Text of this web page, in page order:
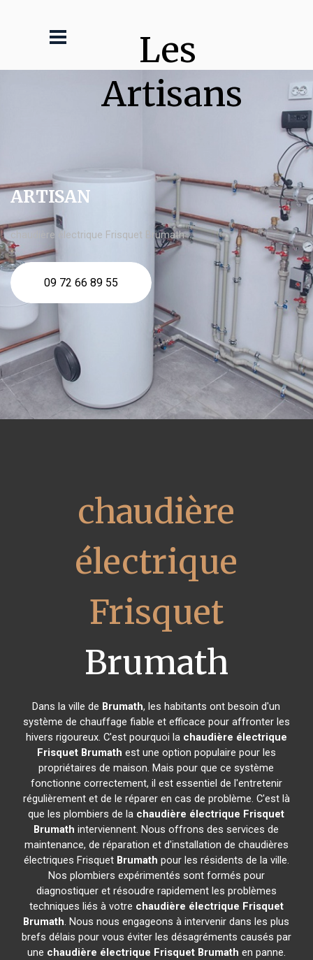
Les
Artisans
ARTISAN
chaudière électrique Frisquet Brumath
09 72 66 89 55
chaudière
électrique
Frisquet
Brumath
Dans la ville de Brumath, les habitants ont besoin d'un
système de chauffage fiable et efficace pour affronter les
hivers rigoureux. C'est pourquoi la chaudière électrique
Frisquet Brumath est une option populaire pour les
propriétaires de maison. Mais pour que ce système
fonctionne correctement, il est essentiel de l'entretenir
régulièrement et de le réparer en cas de problème. C'est là
que les plombiers de la chaudière électrique Frisquet
Brumath interviennent. Nous offrons des services de
maintenance, de réparation et d'installation de chaudières
électriques Frisquet Brumath pour les résidents de la ville.
Nos plombiers expérimentés sont formés pour
diagnostiquer et résoudre rapidement les problèmes
techniques liés à votre chaudière électrique Frisquet
Brumath. Nous nous engageons à intervenir dans les plus
brefs délais pour vous éviter les désagréments causés par
une chaudière électrique Frisquet Brumath en panne.